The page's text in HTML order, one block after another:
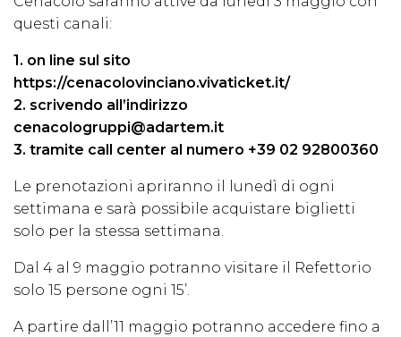
questi canali:
1. on line sul sito
https://cenacolovinciano.vivaticket.it/
2. scrivendo all’indirizzo
cenacologruppi@adartem.it
3. tramite call center al numero +39 02 92800360
Le prenotazioni apriranno il lunedì di ogni
settimana e sarà possibile acquistare biglietti
solo per la stessa settimana.
Dal 4 al 9 maggio potranno visitare il Refettorio
solo 15 persone ogni 15’.
A partire dall’11 maggio potranno accedere fino a